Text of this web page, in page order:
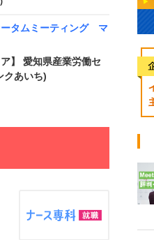
ータムミーティング マ
ア】 愛知県産業労働セ
クあいち)